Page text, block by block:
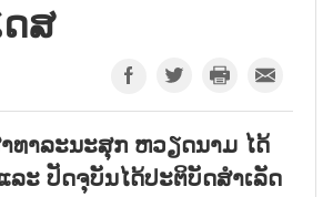
ດສ
ທາລະນະສຸກ ຫວຽດນາມ ໄດ້
ລະ ປັດຈຸບັນໄດ້ປະຕິບັດສຳເລັດ